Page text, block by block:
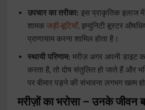
उपचार का तरीका: इस प्राकृतिक इलाज
शामक जड़ी-बूटियाँ, इम्युनिटी बूस्टर
प्राणायाम करना शामिल होता है।
स्थायी परिणाम: मरीज़ अगर अपनी डाइट
करता है, तो दोष संतुलित हो जाते हैं और
पर बीमार पड़ने की संभावना लगभग खत्म
मरीज़ों का भरोसा – उनके जीवन